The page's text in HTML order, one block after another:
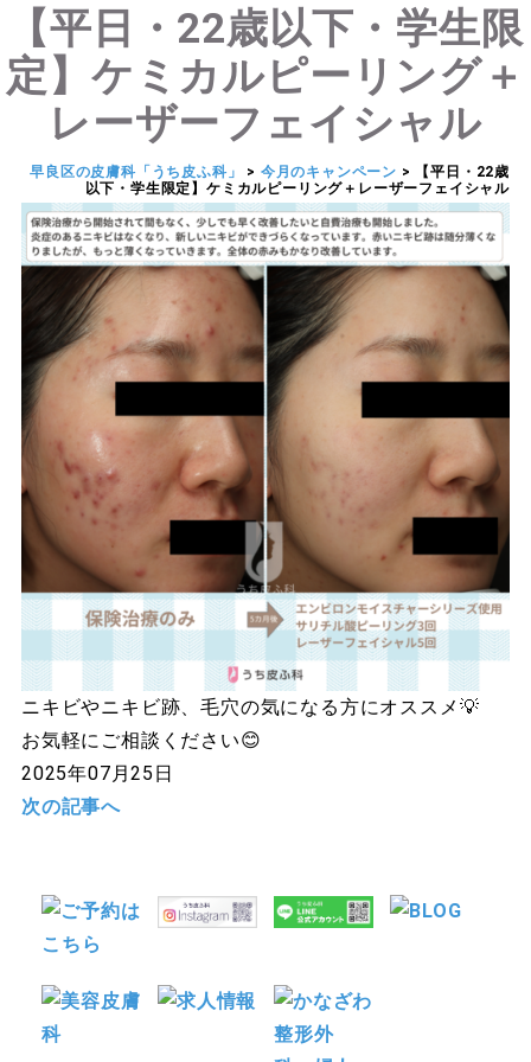
【平日・22歳以下・学生限
定】ケミカルピーリング＋
レーザーフェイシャル
早良区の皮膚科「うち皮ふ科」 > 今月のキャンペーン >
【平日・22歳
以下・学生限定】ケミカルピーリング＋レーザーフェイシャル
ニキビやニキビ跡、毛穴の気になる方にオススメ💡
お気軽にご相談ください😊
2025年07月25日
次の記事へ